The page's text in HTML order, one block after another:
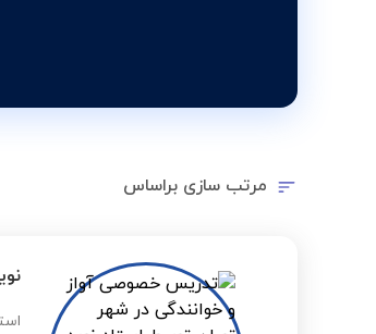
مرتب سازی براساس